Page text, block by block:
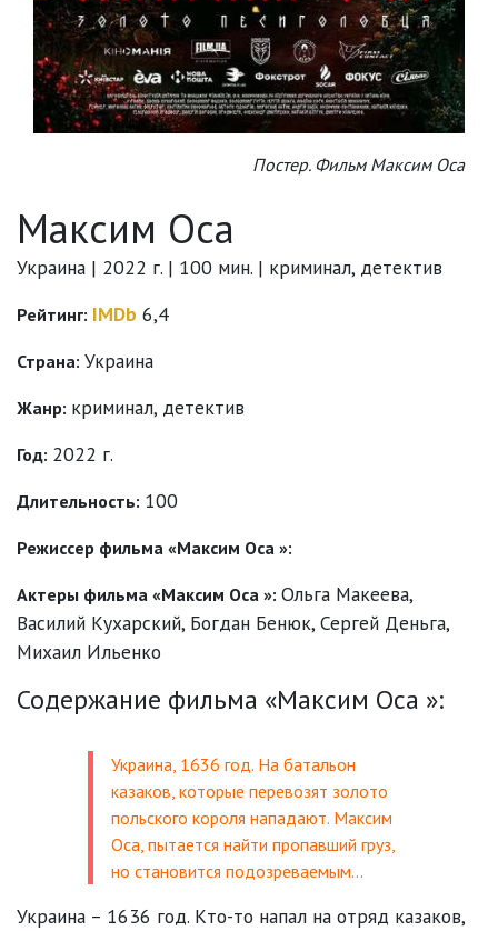
Постер. Фильм Максим Оса
Максим Оса
Украина | 2022 г. | 100 мин. | криминал, детектив
Рейтинг: IMDb 6,4
Страна: Украина
Жанр: криминал, детектив
Год: 2022 г.
Длительность: 100
Режиссер фильма «Максим Оса »:
Актеры фильма «Максим Оса »: Ольга Макеева,
Василий Кухарский, Богдан Бенюк, Сергей Деньга,
Михаил Ильенко
Содержание фильма «Максим Оса »:
Украина, 1636 год. На батальон
казаков, которые перевозят золото
польского короля нападают. Максим
Оса, пытается найти пропавший груз,
но становится подозреваемым…
Украина – 1636 год. Кто-то напал на отряд казаков,